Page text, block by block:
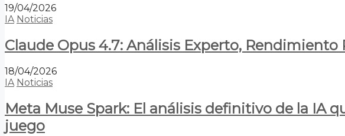
19/04/2026
IA Noticias
Claude Opus 4.7: Análisis Experto,
18/04/2026
IA Noticias
Meta Muse Spark: El análisis definitivo de la IA
juego